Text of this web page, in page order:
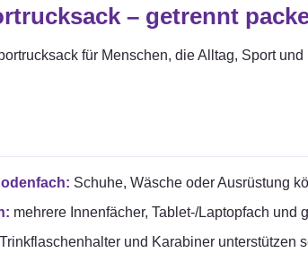
– getrennt
für Menschen, die Alltag, Sport
Schuhe, Wäsche oder Ausrüstung
mehrere Innenfächer, Tablet-/Laptopfach
Trinkflaschenhalter und Karabiner unterstützen